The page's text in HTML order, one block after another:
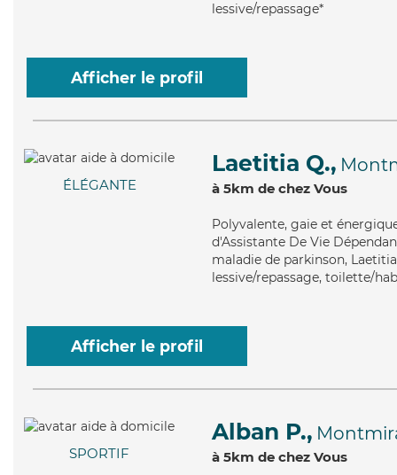
lessive/repassage*
Afficher le profil
ÉLÉGANTE
Laetitia Q.,
à 5km de chez Vous
Polyvalente, gaie et
d'Assistante De Vie
maladie de parkinson,
lessive/repassage, toilette/
Afficher le profil
SPORTIF
Alban P.,
à 5km de chez Vous